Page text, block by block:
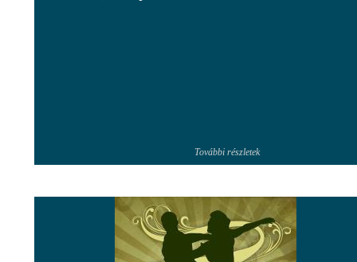
További részletek